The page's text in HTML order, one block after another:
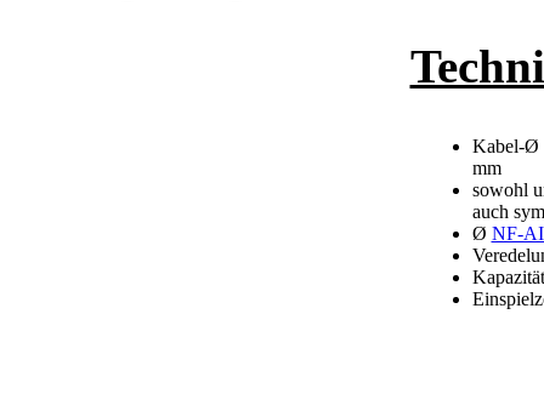
Kabel-Ø
mm
sowohl
auch
Ø NF-